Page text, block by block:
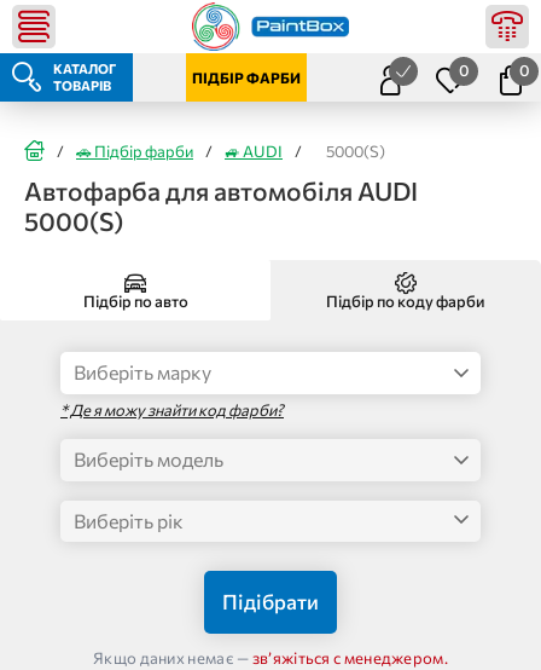
КАТАЛОГ
ТОВАРІВ
ПІДБІР ФАРБИ 0 0
/ 🚗 Підбір фарби / 🚙 AUDI / 5000(S)
Автофарба для автомобіля AUDI
5000(S)
Підбір по авто Підбір по коду фарби
* Де я можу знайти код фарби?
Підібрати
Якщо даних немає —звʼяжіться с менеджером.